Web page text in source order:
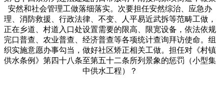
安然和社会管理工做落细落实。次要担任安然综治、应急办
理、消防救援、行政法律、不变、人平易近武拆等范畴工做，
正在乡道、村道入口处设置需要的限高、限宽设备，依法依规
完口普查、农业普查、经济普查等各项统计查询拜访使命。组
织实施意愿办事勾当，做好社区矫正相关工做。担任对《村镇
供水条例》第四十八条至第五十二条所列景象的惩罚（小型集
中供水工程）？